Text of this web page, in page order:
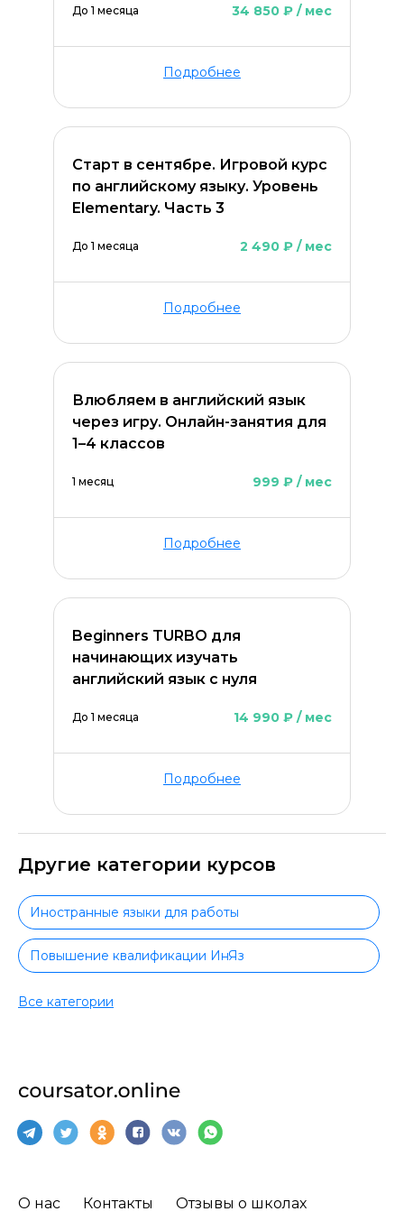
До 1 месяца 34 850 ₽ / мес
Подробнее
Старт в сентябре. Игровой курс
по английскому языку. Уровень
Elementary. Часть 3
До 1 месяца 2 490 ₽ / мес
Подробнее
Влюбляем в английский язык
через игру. Онлайн-занятия для
1–4 классов
1 месяц 999 ₽ / мес
Подробнее
Beginners TURBO для
начинающих изучать
английский язык с нуля
До 1 месяца 14 990 ₽ / мес
Подробнее
Другие категории курсов
Иностранные языки для работы
Повышение квалификации ИнЯз
Немецкий язык
Немецкий язык для начинающих
Испанский язык
Все категории
О нас Контакты Отзывы о школах